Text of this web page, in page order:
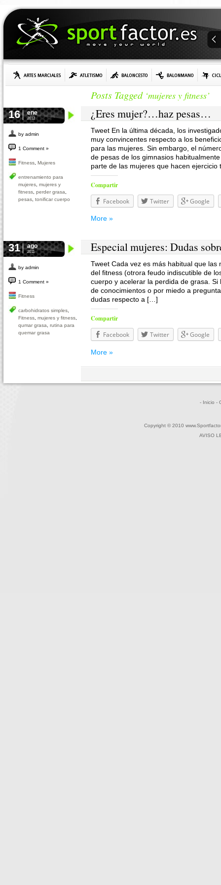
Posts Tagged ‘mujeres y fitness’
16 ene
2012
by admin
1 Comment »
Fitness Mujeres
entrenamiento para
mujeres mujeres y
fitness perder grasa
pesas tonificar cuerpo
¿Eres mujer?…haz pesas…
Tweet En la última década, los
muy convincentes respecto a los
para las mujeres. Sin embargo, el
de pesas de los gimnasios
parte de las mujeres que hacen
Compartir
Facebook
Twitter Google
More »
31 ago
2011
by admin
1 Comment »
Fitness
carbohidratos simples,
Fitness, mujeres y fitness,
qumar grasa, rutina para
quemar grasa
Especial mujeres: Dudas
Tweet Cada vez es más habitual que
del fitness (otrora feudo indiscutible de
cuerpo y acelerar la perdida de grasa.
de conocimientos o por miedo a
dudas respecto a […]
Compartir
Facebook
Twitter Google
More »
- Inicio -
Copyright © 2010
AVISO